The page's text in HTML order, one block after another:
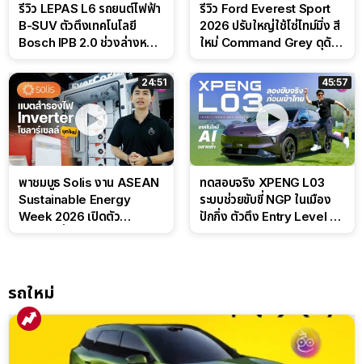
รีวิว LEPAS L6 รถยนต์ไฟฟ้า
B-SUV ตัวตึงเทคโนโลยี
Bosch IPB 2.0 ช่วงล่างหนึบ
รีวิว Ford Everest Sport
2026 ปรับใหญ่ใช้โซ่ไทม์มิ่ง สี
ใหม่ Command Grey ดุดัน
24:51
พาชมบูธ Solis งาน ASEAN
Sustainable Energy
Week 2026 เปิดตัว
45:57
ทดสอบจริง XPENG L03
ระบบช่วยขับขี่ NGP ในเมือง
ปักกิ่ง ตัวตึง Entry Level ที่
รถใหม่